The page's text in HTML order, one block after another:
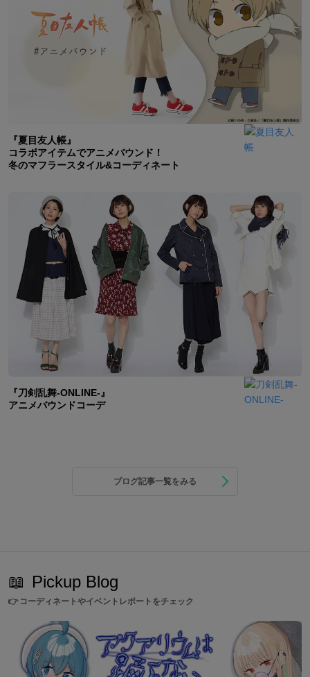
『夏目友人帳』
コラボアイテムでアニメバウンド！
冬のマフラースタイル&コーディネート
『刀剣乱舞-ONLINE-』
アニメバウンドコーデ
ブログ記事一覧をみる
📖 Pickup Blog
👉 コーディネートやイベントレポートをチェック